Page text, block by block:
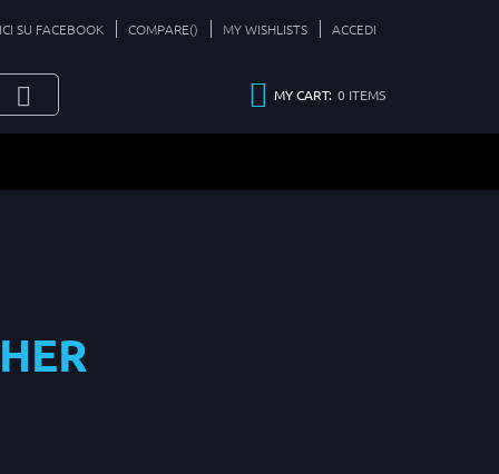
SU FACEBOOK COMPARE() MY WISHLISTS ACCEDI
MY CART: 0 ITEMS